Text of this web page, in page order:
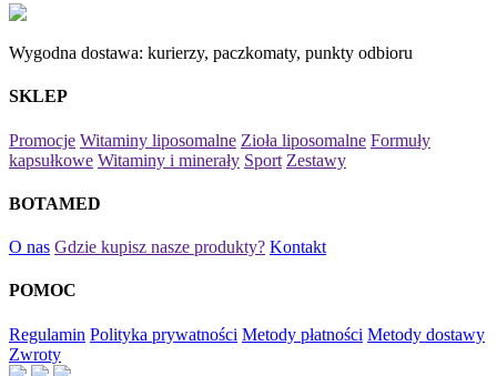
Wygodna dostawa: kurierzy, paczkomaty, punkty odbioru
SKLEP
Promocje Witaminy liposomalne Zioła liposomalne Formuły
kapsułkowe Witaminy i minerały Sport Zestawy
BOTAMED
O nas Gdzie kupisz nasze produkty? Kontakt
POMOC
Regulamin Polityka prywatności Metody płatności Metody dostawy
Zwroty